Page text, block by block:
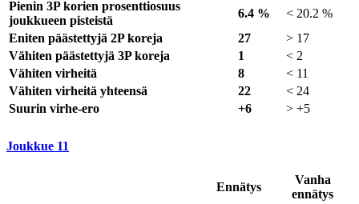
Pienin 3P korien prosenttiosuus
joukkueen pisteistä
6.4 % < 20.2 %
Eniten päästettyjä 2P koreja
27 > 17
Vähiten päästettyjä 3P koreja
1 < 2
Vähiten virheitä
8 < 11
Vähiten virheitä yhteensä
22 < 24
Suurin virhe-ero
+6 > +5
Joukkue 11
Ennätys
Vanha
ennätys